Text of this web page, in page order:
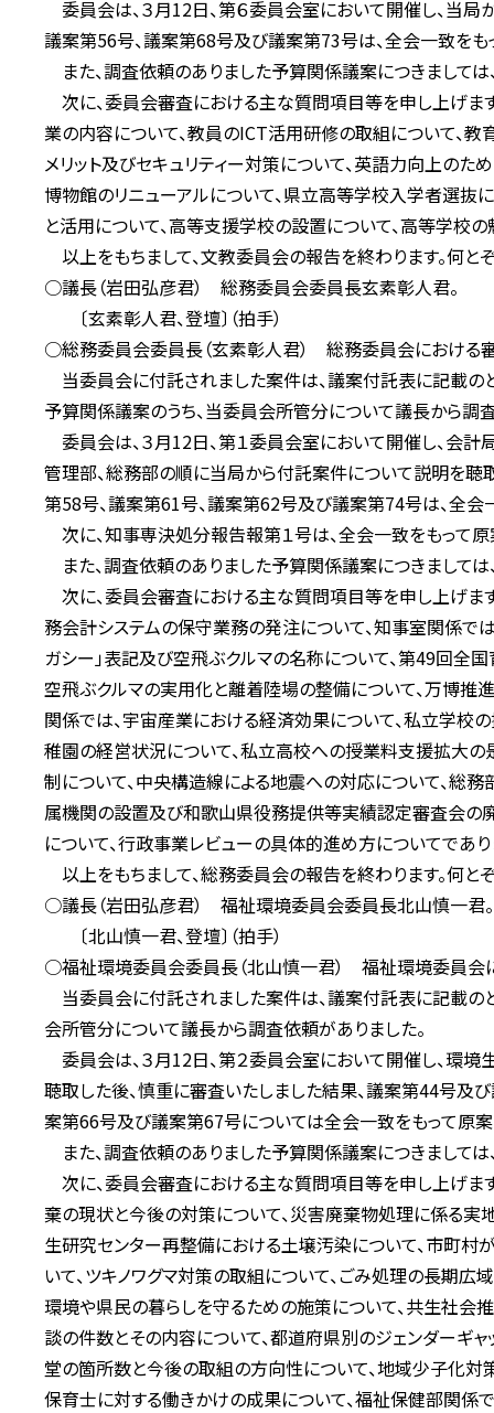
委員会は、３月12日、第６委員会室において開催し、当
議案第56号、議案第68号及び議案第73号は、全会一致をも
また、調査依頼のありました予算関係議案につきましては
次に、委員会審査における主な質問項目等を申し上げま
業の内容について、教員のICT活用研修の取組について、
メリット及びセキュリティー対策について、英語力向上の
博物館のリニューアルについて、県立高等学校入学者選
と活用について、高等支援学校の設置について、高等学校
以上をもちまして、文教委員会の報告を終わります。何と
○議長（岩田弘彦君） 総務委員会委員長玄素彰人君。
〔玄素彰人君、登壇〕（拍手）
○総務委員会委員長（玄素彰人君） 総務委員会における
当委員会に付託されました案件は、議案付託表に記載の
予算関係議案のうち、当委員会所管分について議長から調
委員会は、３月12日、第１委員会室において開催し、会計
管理部、総務部の順に当局から付託案件について説明を聴
第58号、議案第61号、議案第62号及び議案第74号は、全会
次に、知事専決処分報告報第１号は、全会一致をもって原
また、調査依頼のありました予算関係議案につきましては
次に、委員会審査における主な質問項目等を申し上げま
務会計システムの保守業務の発注について、知事室関係で
ガシー」表記及び空飛ぶクルマの名称について、第49回全
空飛ぶクルマの実用化と離着陸場の整備について、万博推
関係では、宇宙産業における経済効果について、私立学
稚園の経営状況について、私立高校への授業料支援拡大
制について、中央構造線による地震への対応について、総
属機関の設置及び和歌山県役務提供等実績認定審査会の
について、行政事業レビューの具体的進め方についてであり
以上をもちまして、総務委員会の報告を終わります。何と
○議長（岩田弘彦君） 福祉環境委員会委員長北山慎一君。
〔北山慎一君、登壇〕（拍手）
○福祉環境委員会委員長（北山慎一君） 福祉環境委員会
当委員会に付託されました案件は、議案付託表に記載の
会所管分について議長から調査依頼がありました。
委員会は、３月12日、第２委員会室において開催し、環
聴取した後、慎重に審査いたしました結果、議案第44号及
案第66号及び議案第67号については全会一致をもって原案
また、調査依頼のありました予算関係議案につきましては
次に、委員会審査における主な質問項目等を申し上げま
棄の現状と今後の対策について、災害廃棄物処理に係る実
生研究センター再整備における土壌汚染について、市町
いて、ツキノワグマ対策の取組について、ごみ処理の長期広
環境や県民の暮らしを守るための施策について、共生社会
談の件数とその内容について、都道府県別のジェンダーギ
堂の箇所数と今後の取組の方向性について、地域少子化
保育士に対する働きかけの成果について、福祉保健部関